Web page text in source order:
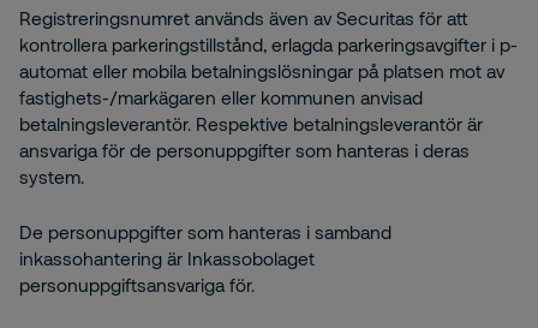
Registreringsnumret används även av Securitas för att
kontrollera parkeringstillstånd, erlagda parkeringsavgifter i p-
automat eller mobila betalningslösningar på platsen mot av
fastighets-/markägaren eller kommunen anvisad
betalningsleverantör. Respektive betalningsleverantör är
ansvariga för de personuppgifter som hanteras i deras
system.
De personuppgifter som hanteras i samband
inkassohantering är Inkassobolaget
personuppgiftsansvariga för.